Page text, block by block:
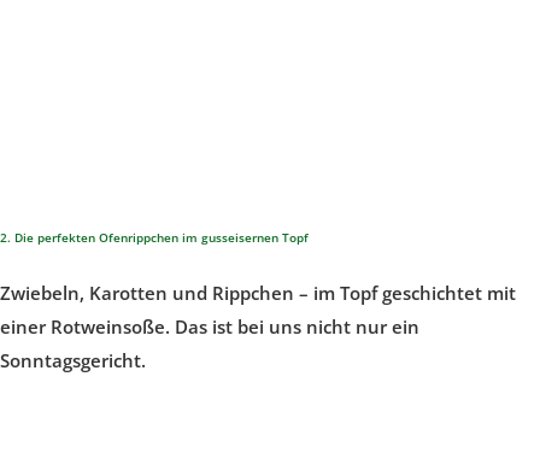
2. Die perfekten Ofenrippchen im gusseisernen Topf
Zwiebeln, Karotten und Rippchen – im Topf geschichtet mit
einer Rotweinsoße. Das ist bei uns nicht nur ein
Sonntagsgericht.